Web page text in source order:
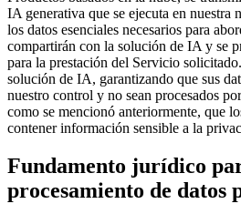
IA generativa que se ejecuta en nuestra
los datos esenciales necesarios para
compartirán con la solución de IA y se
para la prestación del Servicio
solución de IA, garantizando que sus
nuestro control y no sean procesados
como se mencionó anteriormente, que
contener información sensible a la
Fundamento jurídico
procesamiento de datos